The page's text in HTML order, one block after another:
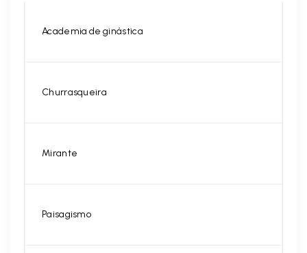
Academia de ginástica
Churrasqueira
Mirante
Paisagismo